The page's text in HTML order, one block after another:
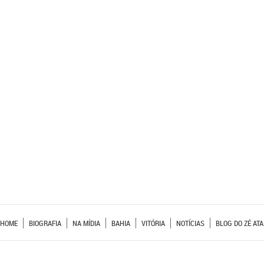
HOME BIOGRAFIA NA MÍDIA BAHIA VITÓRIA NOTÍCIAS BLOG DO ZÉ